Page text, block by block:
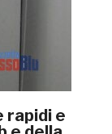
rapidi e